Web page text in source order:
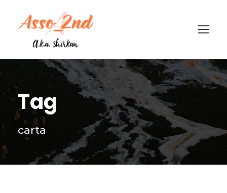
Tag
carta